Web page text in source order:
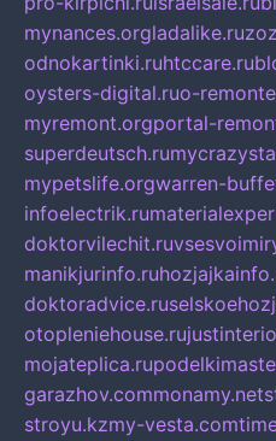
mynances.orgladalike.ru
odnokartinki.ruhtccare.ru
oysters-digital.ruo-
myremont.orgportal-
superdeutsch.ru
mypetslife.orgwarren-
infoelectrik.ru
doktorvilechit.ru
manikjurinfo.ru
doktoradvice.ru
otopleniehouse.ru
mojateplica.ru
garazhov.commonamy.net
stroyu.kzmy-vesta.com